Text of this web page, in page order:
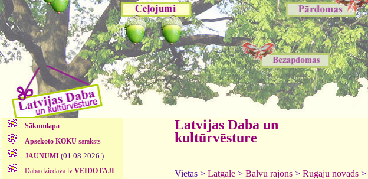
Sākumlapa
Apsekoto KOKUsaraksts
JAUNUMI (01.08.2026.)
Daba.dziedava.lv VEIDOTĀJI
Latvijas Daba un
kultūrvēsture
Vietas > Latgale > Balvu rajons > Rugāju novads >